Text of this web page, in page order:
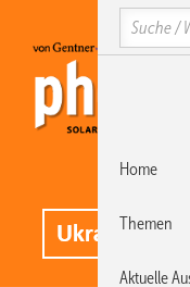
Hauptinhalt
Hauptmenü
SiteSearch
Search
Home
Themen
Aktuelle